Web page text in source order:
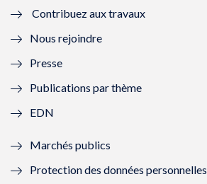
l
l
f
n
ê
e
e
n
ê
Contribuez aux travaux
Nous rejoindre
Presse
Publications par thème
EDN
Marchés publics
Protection des données personnelles